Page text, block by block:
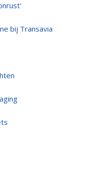
bij Transavia